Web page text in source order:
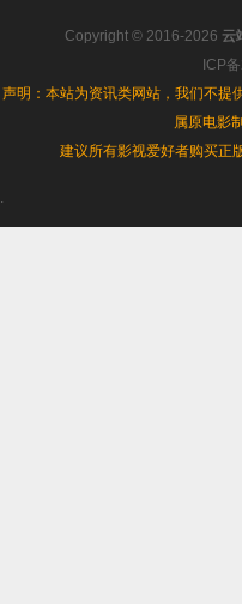
Copyright © 2016-2026 云
ICP
声明：本站为资讯类网站，我们不提
属原电影
建议所有影视爱好者购买正